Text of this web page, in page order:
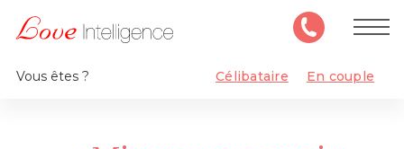
Vous êtes ? Célibataire En couple